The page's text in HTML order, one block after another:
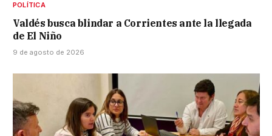
POLÍTICA
Valdés busca blindar a Corrientes ante la llegada
de El Niño
9 de agosto de 2026